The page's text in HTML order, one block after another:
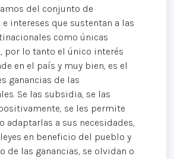
del conjunto de
intereses que sustentan a las
como únicas
por lo tanto el único interés
en el país y muy bien, es el
ganancias de las
Se las subsidia, se las
se les permite
adaptarlas a sus necesidades,
en beneficio del pueblo y
de las ganancias, se olvidan o